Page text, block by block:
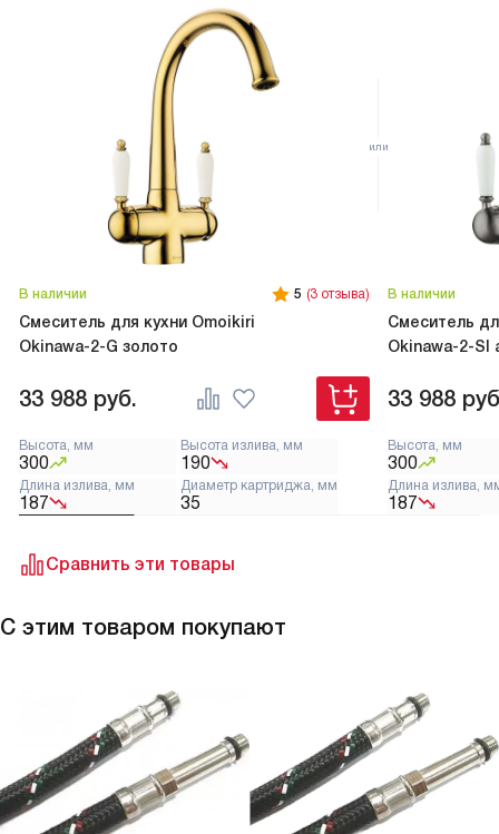
Сравнить эти товары
В наличии 5 (3 отзыва)
Смеситель для кухни Omoikiri
Okinawa-2-G золото
33 988 руб.
Высота, мм
300
Высота излива, мм
190
Длина излива, мм
187
Диаметр картриджа, мм
35
В наличии
Смеситель
Okinawa-2-SI
33 988
Высота, мм
300
Длина излива,
187
С этим товаром покупают